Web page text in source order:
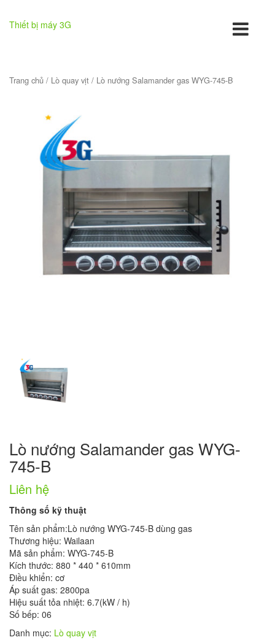
Thiết bị máy 3G
Trang chủ / Lò quay vịt / Lò nướng Salamander gas WYG-745-B
Lò nướng Salamander gas WYG-
745-B
Liên hệ
Thông số kỹ thuật
Tên sản phẩm:Lò nướng WYG-745-B dùng gas
Thương hiệu: Wailaan
Mã sản phẩm: WYG-745-B
Kích thước: 880 * 440 * 610mm
Điều khiển: cơ
Áp suất gas: 2800pa
Hiệu suất tỏa nhiệt: 6.7(kW / h)
Số bếp: 06
Danh mục: Lò quay vịt